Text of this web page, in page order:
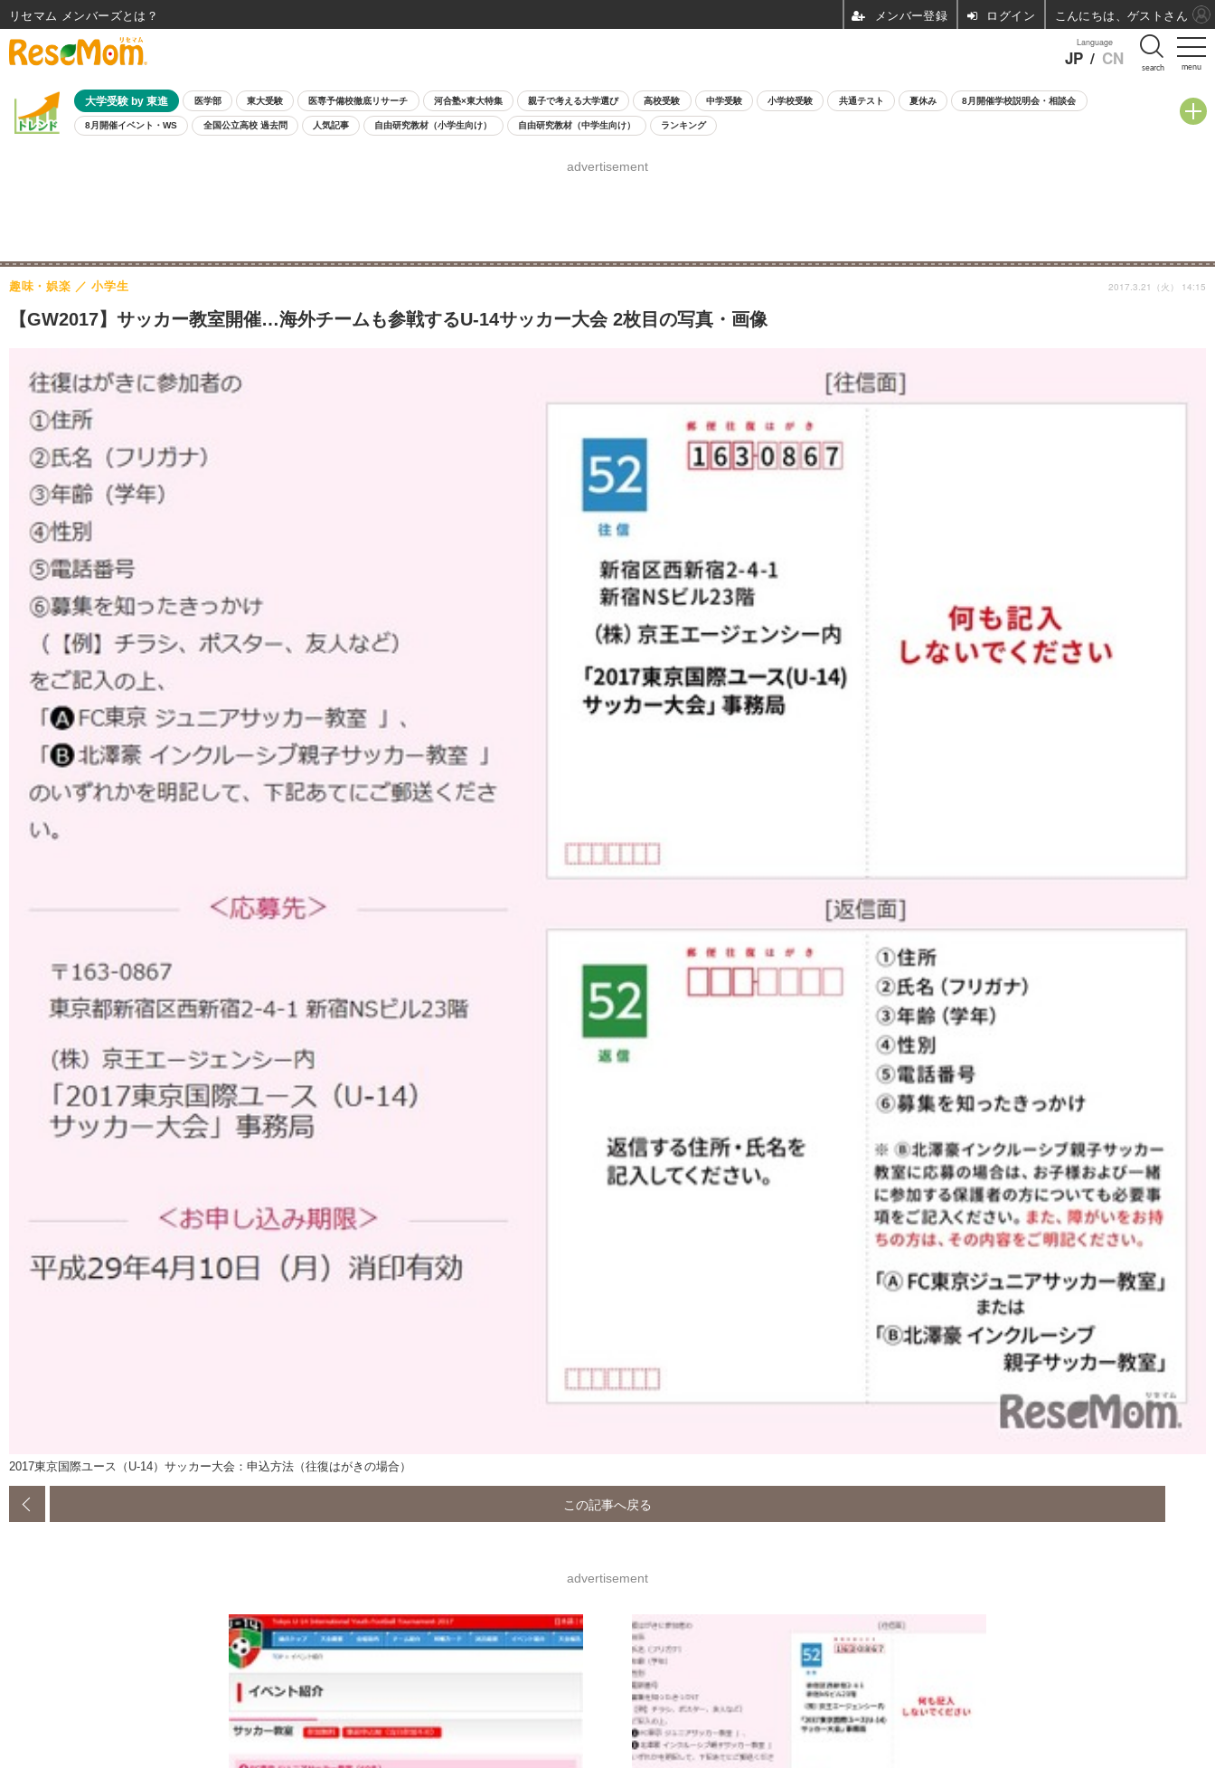
menu
Language
JP / CN search
大学受験 by 東進 医学部 東大受験 医専予備校徹底リサーチ 河合塾×東大特集 親子で考える大学選び 高校受験 中学受験 小学校受験 共通テスト 夏休み 8月開催学校説明会・相談会
8月開催イベント・WS 全国公立高校 過去問 人気記事 自由研究教材（小学生向け） 自由研究教材（中学生向け） ランキング
advertisement
【GW2017】サッカー教室開催…海外チームも参戦するU-14サッカー大会 2枚目の写真・画像
趣味・娯楽 小学生 2017.3.21（火） 14:15
2017東京国際ユース（U-14）サッカー大会：申込方法（往復はがきの場合）
この記事へ戻る
advertisement
リセマム メンバーズ ログイン こんにちは、ゲストさん